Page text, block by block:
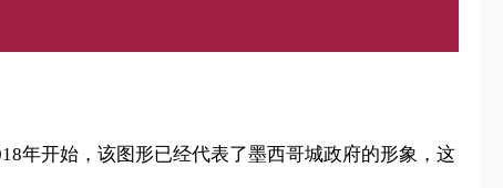
年开始，该图形已经代表了墨西哥城政府的形象，这